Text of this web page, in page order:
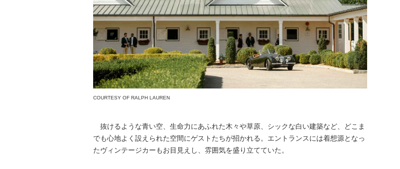
COURTESY OF RALPH LAUREN
抜けるような青い空、生命力にあふれた木々や草原、シックな白い建築など、どこま
でも心地よく設えられた空間にゲストたちが招かれる。エントランスには着想源となっ
たヴィンテージカーもお目見えし、雰囲気を盛り立てていた。